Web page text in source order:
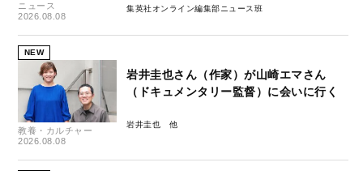
ニュース
2026.08.08
集英社オンライン編集部ニュース班
NEW
教養・カルチャー
2026.08.08
岩井圭也さん（作家）が山崎エマさん
（ドキュメンタリー監督）に会いに行く
岩井圭也